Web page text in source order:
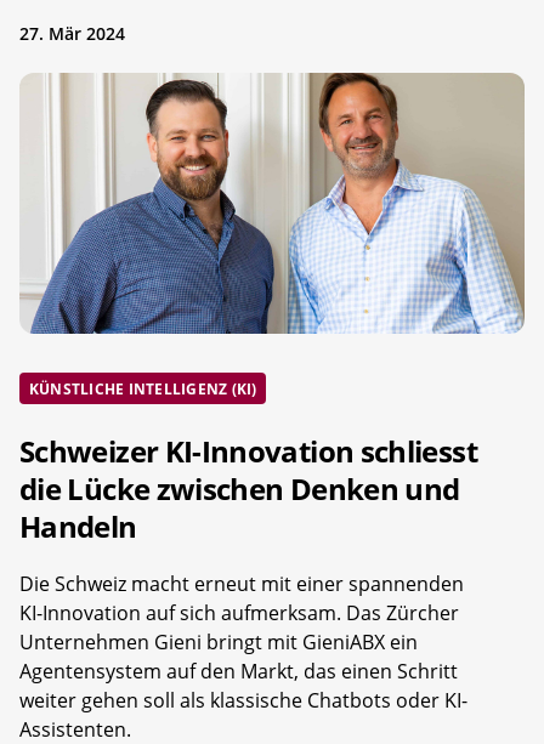
27. Mär 2024
KÜNSTLICHE INTELLIGENZ (KI)
Schweizer KI-Innovation schliesst
die Lücke zwischen Denken und
Handeln
Die Schweiz macht erneut mit einer spannenden
KI-Innovation auf sich aufmerksam. Das Zürcher
Unternehmen Gieni bringt mit GieniABX ein
Agentensystem auf den Markt, das einen Schritt
weiter gehen soll als klassische Chatbots oder KI-
Assistenten.